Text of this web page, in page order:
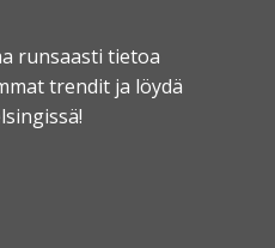
runsaasti tietoa
trendit ja löydä